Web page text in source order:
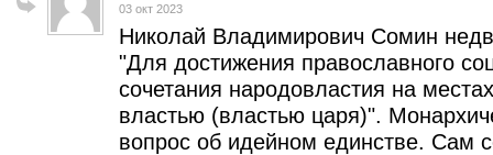
03 окт 2023
Николай Владимирович Сомин
"Для достижения православного
сочетания народовластия на
властью (властью царя)".
вопрос об идейном единстве. Сам